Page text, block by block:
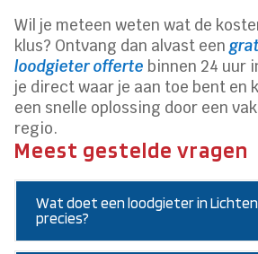
Wil je meteen weten wat de
klus? Ontvang dan alvast een
loodgieter offerte binnen 24 uur
je direct waar je aan toe bent en
een snelle oplossing door een
regio.
Meest gestelde vragen
Wat doet een loodgieter in
precies?